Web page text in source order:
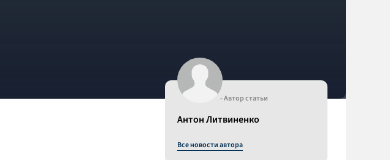
- Автор статьи
Антон Литвиненко
Все новости автора